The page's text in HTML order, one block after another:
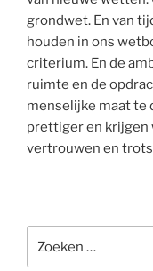
grondwet. En van
houden in ons
criterium. En de
ruimte en de
menselijke maat te
prettiger en krijgen
vertrouwen en
naar: